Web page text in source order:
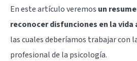
En este artículo veremos un
reconocer disfunciones en la vida
las cuales deberíamos trabajar con
profesional de la psicología.